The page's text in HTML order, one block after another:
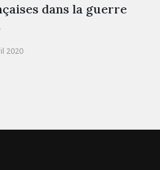
dans la guerre
2020